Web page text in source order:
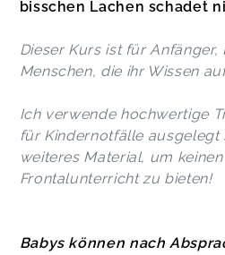
bisschen Lachen schadet
Dieser Kurs ist für
Menschen, die ihr Wissen
Ich verwende hochwertige
für Kindernotfälle ausgelegt
weiteres Material, um
Frontalunterricht zu bieten!
Babys können nach